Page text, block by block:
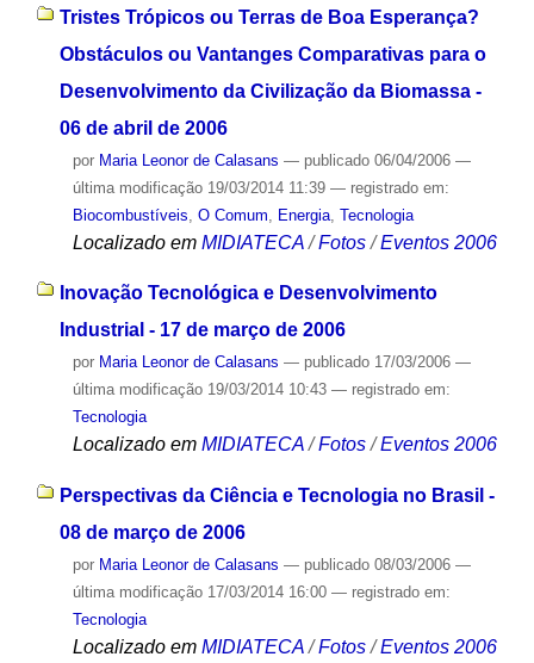
Tristes Trópicos ou Terras de Boa Esperança?
Obstáculos ou Vantanges Comparativas para o
Desenvolvimento da Civilização da Biomassa -
06 de abril de 2006
por Maria Leonor de Calasans — publicado06/04/2006 —
última modificação19/03/2014 11:39 — registrado em:
Biocombustíveis O Comum Energia, Tecnologia
Localizado em MIDIATECA /Fotos /Eventos 2006
Inovação Tecnológica e Desenvolvimento
Industrial - 17 de março de 2006
por Maria Leonor de Calasans — publicado17/03/2006 —
última modificação19/03/2014 10:43 — registrado em:
Tecnologia
Localizado em MIDIATECA /Fotos /Eventos 2006
Perspectivas da Ciência e Tecnologia no Brasil -
08 de março de 2006
por Maria Leonor de Calasans — publicado08/03/2006 —
última modificação17/03/2014 16:00 — registrado em:
Tecnologia
Localizado em MIDIATECA /Fotos /Eventos 2006